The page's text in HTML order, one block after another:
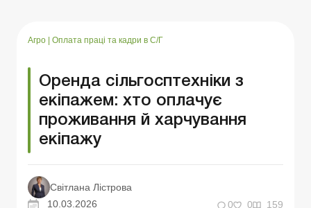
Агро Оплата праці та кадри в С/Г
Оренда сільгосптехніки з
екіпажем: хто оплачує
проживання й харчування
екіпажу
Світлана Лістрова
10.03.2026
0 0 159